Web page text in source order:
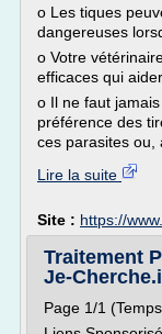
o Les tiques
dangereuses
o Votre
efficaces qui
o Il ne faut
préférence des
ces parasites ou,
Lire la suite
Site : https://
Traitement
Je-
Page 1/1